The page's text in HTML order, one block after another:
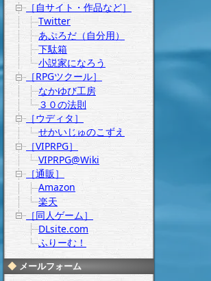
［自サイト・作品など］
Twitter
あぷろだ（自分用）
下駄箱
小説家になろう
［RPGツクール］
なかゆび工房
３０の法則
［ウディタ］
せかいじゅのこずえ
［VIPRPG］
VIPRPG@Wiki
［通販］
Amazon
楽天
［同人ゲーム］
DLsite.com
ふりーむ！
メールフォーム